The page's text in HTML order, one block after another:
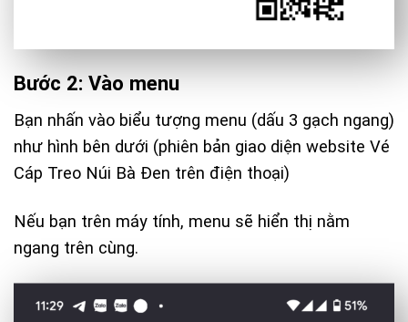
Bước 2: Vào menu
Bạn nhấn vào biểu tượng menu (dấu 3 gạch ngang)
như hình bên dưới (phiên bản giao diện website Vé
Cáp Treo Núi Bà Đen trên điện thoại)
Nếu bạn trên máy tính, menu sẽ hiển thị nằm
ngang trên cùng.